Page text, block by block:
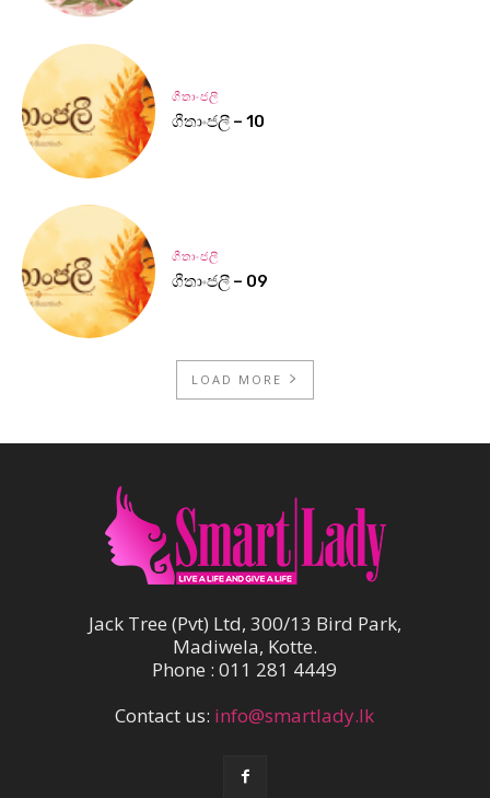
ගීතාංජලී
ගීතාංජලී – 10
ගීතාංජලී
ගීතාංජලී – 09
LOAD MORE
Jack Tree (Pvt) Ltd, 300/13 Bird Park,
Madiwela, Kotte.
Phone : 011 281 4449
Contact us: info@smartlady.lk